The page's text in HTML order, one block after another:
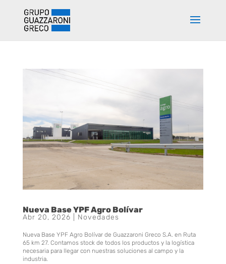
Nueva Base YPF Agro Bolívar
Abr 20, 2026 Novedades
Nueva Base YPF Agro Bolívar de Guazzaroni Greco S.A. en Ruta
65 km 27. Contamos stock de todos los productos y la logística
necesaria para llegar con nuestras soluciones al campo y la
industria.